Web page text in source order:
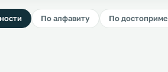
По алфавиту По